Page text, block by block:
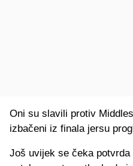
Oni su slavili protiv
izbačeni iz finala jersu
Još uvijek se čeka